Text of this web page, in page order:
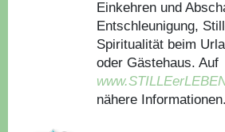
Einkehren und
Entschleunigung,
Spiritualität beim
oder Gästehaus. Auf
nähere Informationen.